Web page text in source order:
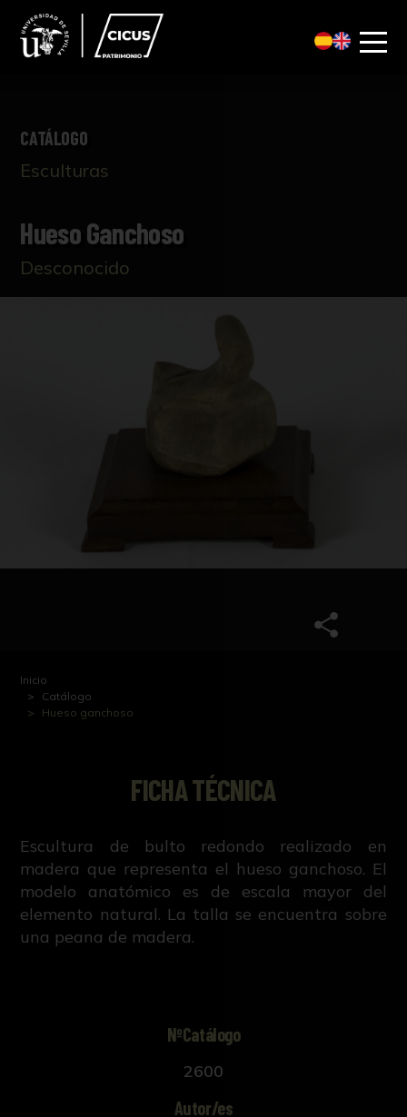
CATÁLOGO
Esculturas
Hueso Ganchoso
Desconocido
Inicio
Catálogo
Hueso ganchoso
FICHA TÉCNICA
Escultura de bulto redondo realizado en
madera que representa el hueso ganchoso. El
modelo anatómico es de escala mayor del
elemento natural. La talla se encuentra sobre
una peana de madera.
NºCatálogo
2600
Autor/es